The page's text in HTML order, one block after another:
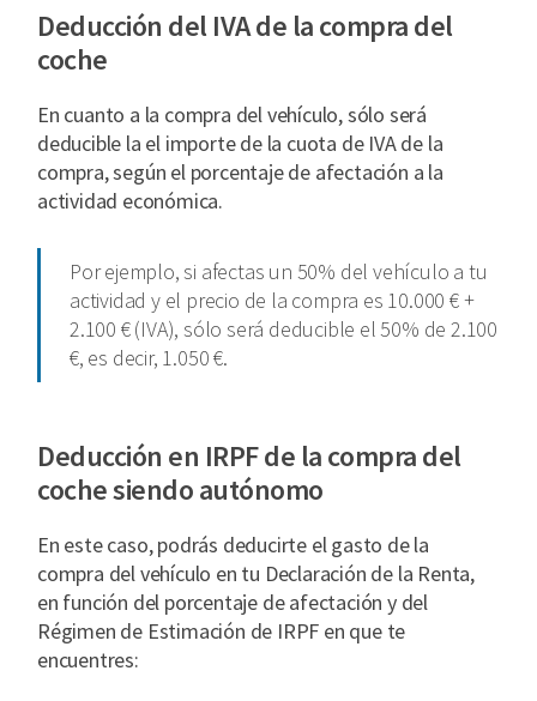
Deducción del IVA de la compra del
coche
En cuanto a la compra del vehículo, sólo será
deducible la el importe de la cuota de IVA de la
compra, según el porcentaje de afectación a la
actividad económica.
Por ejemplo, si afectas un 50% del vehículo a tu
actividad y el precio de la compra es 10.000 € +
2.100 € (IVA), sólo será deducible el 50% de 2.100
€, es decir, 1.050 €.
Deducción en IRPF de la compra del
coche siendo autónomo
En este caso, podrás deducirte el gasto de la
compra del vehículo en tu Declaración de la Renta,
en función del porcentaje de afectación y del
Régimen de Estimación de IRPF en que te
encuentres: